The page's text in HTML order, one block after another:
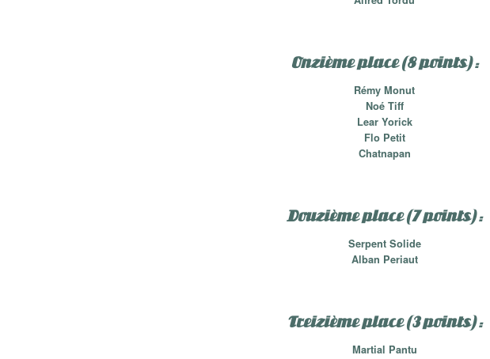
Onzième place (8 points) :
Rémy Monut
Noé Tiff
Lear Yorick
Flo Petit
Chatnapan
Douzième place (7 points) :
Serpent Solide
Alban Periaut
Treizième place (3 points) :
Martial Pantu